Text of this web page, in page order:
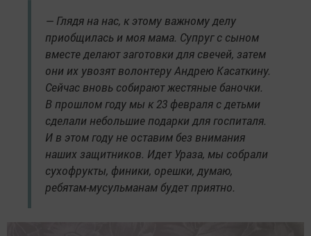
— Глядя на нас, к этому важному делу
приобщилась и моя мама. Супруг с сыном
вместе делают заготовки для свечей, затем
они их увозят волонтеру Андрею Касаткину.
Сейчас вновь собирают жестяные баночки.
В прошлом году мы к 23 февраля с детьми
сделали небольшие подарки для госпиталя.
И в этом году не оставим без внимания
наших защитников. Идет Ураза, мы собрали
сухофрукты, финики, орешки, думаю,
ребятам-мусульманам будет приятно.